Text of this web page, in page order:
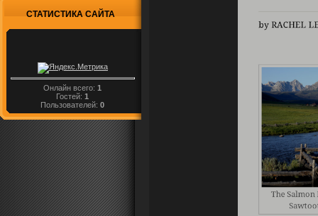
СТАТИСТИКА САЙТА
Онлайн всего:1
Гостей:1
Пользователей:0